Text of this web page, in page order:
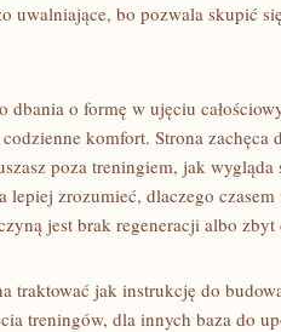
uwalniające, bo pozwala skupić
dbania o formę w ujęciu
komfort. Strona zachęca
poza treningiem, jak wygląda
lepiej zrozumieć, dlaczego
jest brak regeneracji albo
traktować jak instrukcję do
treningów, dla innych baza do